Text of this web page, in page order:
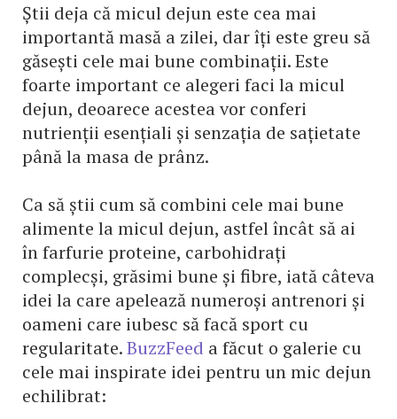
Știi deja că micul dejun este cea mai
importantă masă a zilei, dar îți este greu să
găsești cele mai bune combinații. Este
foarte important ce alegeri faci la micul
dejun, deoarece acestea vor conferi
nutrienții esențiali și senzația de sațietate
până la masa de prânz.
Ca să știi cum să combini cele mai bune
alimente la micul dejun, astfel încât să ai
în farfurie proteine, carbohidrați
complecși, grăsimi bune și fibre, iată câteva
idei la care apelează numeroși antrenori și
oameni care iubesc să facă sport cu
regularitate.BuzzFeed a făcut o galerie cu
cele mai inspirate idei pentru un mic dejun
echilibrat: